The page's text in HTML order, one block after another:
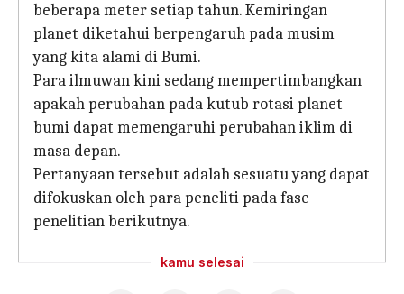
beberapa meter setiap tahun. Kemiringan
planet diketahui berpengaruh pada musim
yang kita alami di Bumi.
Para ilmuwan kini sedang mempertimbangkan
apakah perubahan pada kutub rotasi planet
bumi dapat memengaruhi perubahan iklim di
masa depan.
Pertanyaan tersebut adalah sesuatu yang dapat
difokuskan oleh para peneliti pada fase
penelitian berikutnya.
kamu selesai